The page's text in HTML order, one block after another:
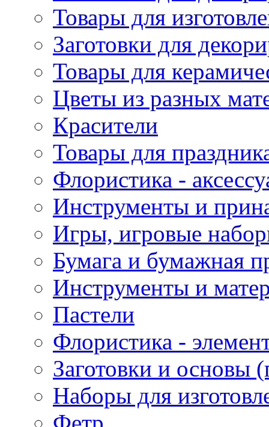
Товары для
Заготовки для
Товары для
Цветы из разных
Красители
Товары для
Флористика -
Инструменты и
Игры, игровые
Бумага и бумажная
Инструменты и
Пастели
Флористика -
Заготовки и основы
Наборы для